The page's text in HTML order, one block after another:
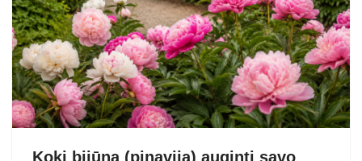
Kokį bijūną (pinaviją) auginti savo